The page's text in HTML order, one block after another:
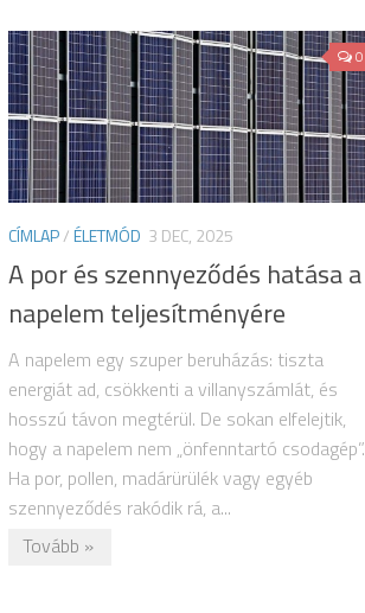
0
CÍMLAP/ÉLETMÓD 3 DEC, 2025
A por és szennyeződés hatása a
napelem teljesítményére
A napelem egy szuper beruházás: tiszta
energiát ad, csökkenti a villanyszámlát, és
hosszú távon megtérül. De sokan elfelejtik,
hogy a napelem nem „önfenntartó csodagép”.
Ha por, pollen, madárürülék vagy egyéb
szennyeződés rakódik rá, a...
Tovább »